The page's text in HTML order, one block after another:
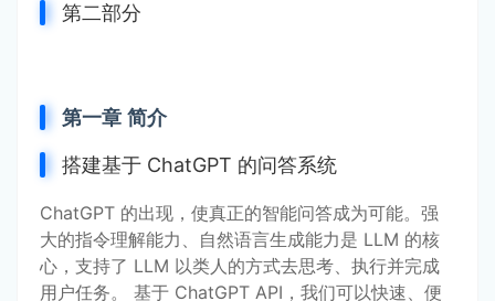
第二部分
第一章 简介
搭建基于 ChatGPT 的问答系统
ChatGPT 的出现，使真正的智能问答成为可能。强
大的指令理解能力、自然语言生成能力是 LLM 的核
心，支持了 LLM 以类人的方式去思考、执行并完成
用户任务。 基于 ChatGPT API，我们可以快速、便